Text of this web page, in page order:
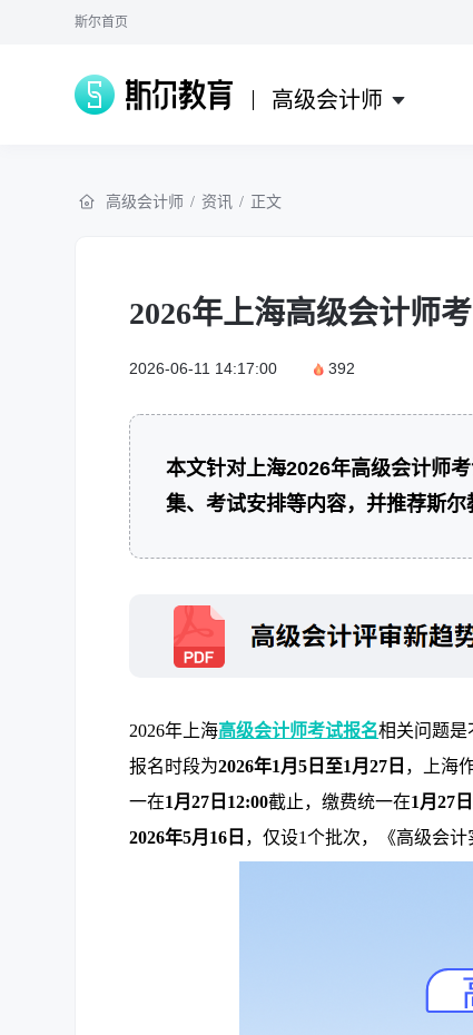
斯尔首页
高级会计师
高级会计师 / 资讯 / 正文
2026年上海高级会计师
2026-06-11 14:17:00 392
本文针对上海2026年高级会计师
集、考试安排等内容，并推荐斯尔
2026年上海高级会计师考试报名相关问题是
报名时段为2026年1月5日至1月27日 ，上海
一在1月27日12:00截止，缴费统一在1月27
2026年5月16日 ，仅设1个批次，《高级会计